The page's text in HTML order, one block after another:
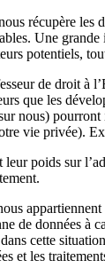
récupère les
Une
potentiels,
de droit à
que les
nous)
vie privée).
leur poids sur
de données à
cette
et les